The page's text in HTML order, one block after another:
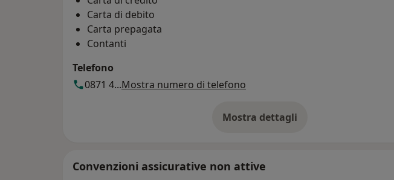
Carta di debito
Carta prepagata
Contanti
Telefono
0871 4...Mostra numero di telefono
Mostra dettagli
sull'indirizzo
Convenzioni assicurative non attive